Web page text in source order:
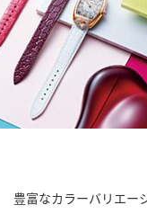
豊富なカラーバリエー